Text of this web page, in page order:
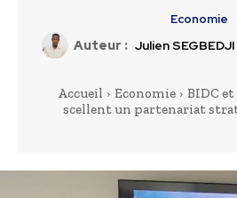
Economie
Auteur : Julien SEGBEDJI
Accueil Economie
BIDC
scellent un partenariat